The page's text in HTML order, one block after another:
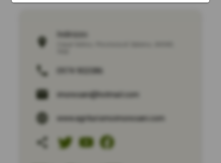
Indirizzo:
0974 902086
imoresani@hotmail.com
www.agriturismoimoresani.com